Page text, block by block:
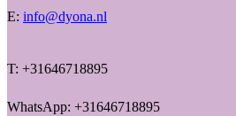
E: info@dyona.nl
T: +31646718895
WhatsApp: +31646718895